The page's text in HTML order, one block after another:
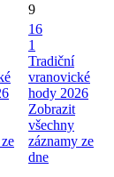
9
16
1
Tradiční
vranovické
hody 2026
Zobrazit
všechny
záznamy ze
dne